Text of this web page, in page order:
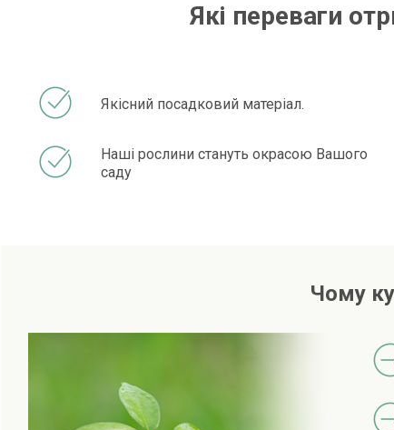
Які переваги
Якісний посадковий матеріал.
Наші рослини стануть окрасою Вашого
саду
Чому